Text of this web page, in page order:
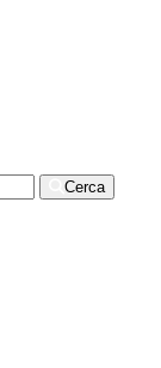
Cerca